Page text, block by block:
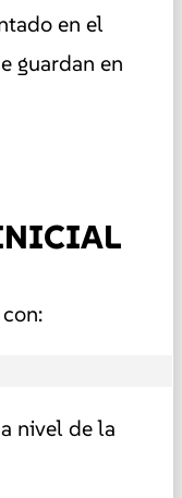
en el
guardan en
nivel de la